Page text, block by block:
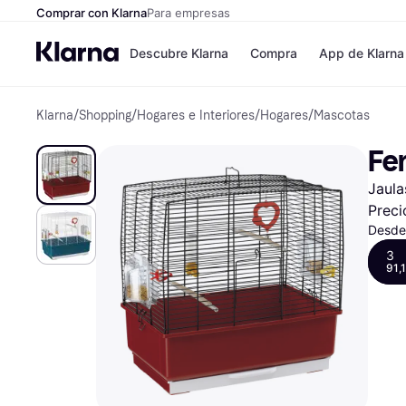
Comprar con KlarnaPara empresas
Descubre Klarna
Formas de pago
Paga ahora
Paga en 3 plazos
Paga en 30 días
Financiación
Klarna en Apple
Compra
Tiendas
Zalando Prive
Zara
JD Sports
Directorio de
App de Klarna
Klarna/Shopping/Hogares e Interiores/Hogares/Mascotas
3